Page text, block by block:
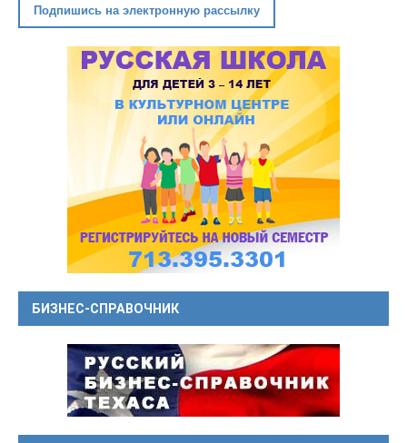
Подпишись на электронную рассылку
БИЗНЕС-СПРАВОЧНИК